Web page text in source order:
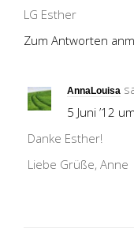
LG Esther
Zum Antworten
AnnaLouisa
5 Juni ’12
Danke Esther!
Liebe Grüße, Anne